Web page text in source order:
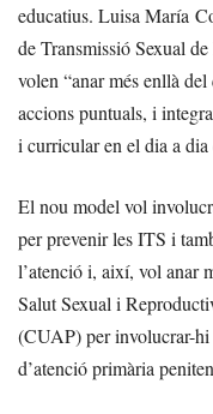
educatius. Luisa María
de Transmissió Sexual
volen “anar més enllà
accions puntuals, i
i curricular en el dia a dia
El nou model vol
per prevenir les ITS i
l’atenció i, així, vol anar
Salut Sexual i
(CUAP) per involucrar-hi
d’atenció primària